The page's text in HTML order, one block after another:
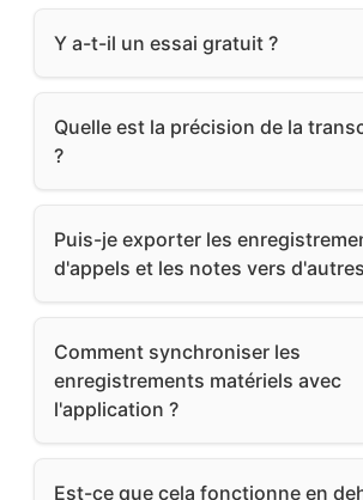
Y a-t-il un essai gratuit ?
Quelle est la précision de la
?
Puis-je exporter les
d'appels et les notes vers
Comment synchroniser les
enregistrements matériels avec
l'application ?
Est-ce que cela fonctionne en